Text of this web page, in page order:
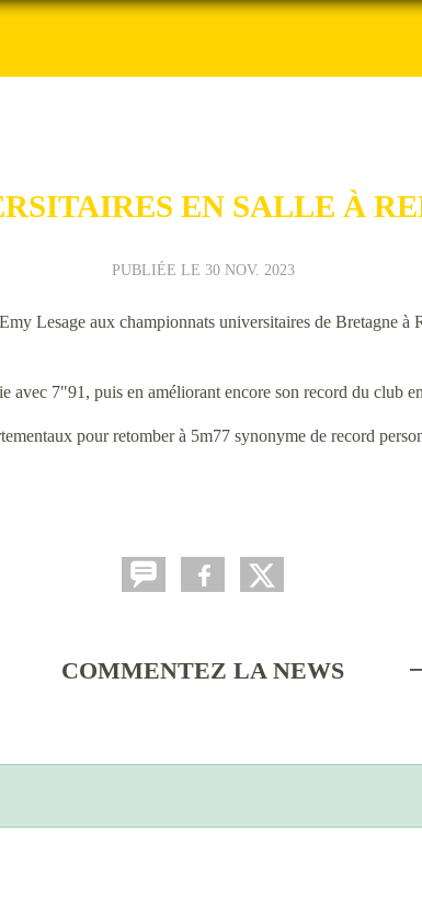
EN SALLE À
PUBLIÉE LE 30 NOV. 2023
Lesage aux championnats universitaires de Bretagne à
avec 7"91, puis en améliorant encore son record du club
pour retomber à 5m77 synonyme de record
COMMENTEZ LA NEWS